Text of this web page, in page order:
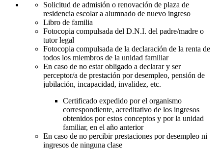
Solicitud de admisión o renovación de plaza de
residencia escolar a alumnado de nuevo ingreso
Libro de familia
Fotocopia compulsada del D.N.I. del padre/madre o
tutor legal
Fotocopia compulsada de la declaración de la renta de
todos los miembros de la unidad familiar
En caso de no estar obligado a declarar y ser
perceptor/a de prestación por desempleo, pensión de
jubilación, incapacidad, invalidez, etc.
Certificado expedido por el organismo
correspondiente, acreditativo de los ingresos
obtenidos por estos conceptos y por la unidad
familiar, en el año anterior
En caso de no percibir prestaciones por desempleo ni
ingresos de ninguna clase